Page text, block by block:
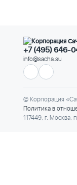
+7 (495) 646-
info@sacha.su
© Корпорация
Политика в
117449, г. Москва,